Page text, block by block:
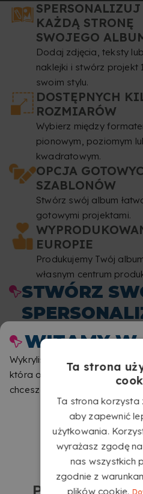
WITAMY W
Wykryliśmy, że przeglądasz z
która odpowiada tej stronie.
chcesz odwiedzić.
PRZEJDŹ DO
SPERSONALIZUJ
KAŻDĄ STRONĘ
SWOJEGO
Dodaj zdjęcia, teksty lub
naklejki i stwórz projekt
swoim stylu.
DOSTĘPNYCH
ROZMIARÓW
Wybierz między
pionowym, poziomym
kwadratowym.
OPCJA
SZABLONÓW
Stwórz swój album
gotowymi projektami.
EUROPIE
Produkujemy Twój
własnym centrum
STWÓRZ
ALBUM
Z OPRAWĄ
WIRE-OTa strona
Ta strona korzysta
aby zapewnić
użytkowania.
wyrażasz zgodę
nas wszystkich
zgodnie z
plików cookie.